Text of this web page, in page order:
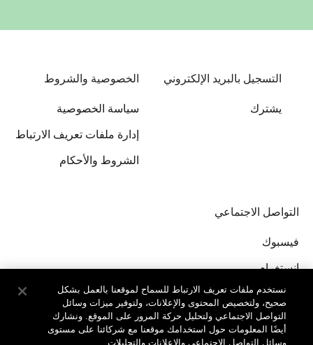
التسجيل بالبريد الإلكتروني
يشترك
الخصوصية والشروط
سياسة الخصوصية
إدارة ملفات تعريف الارتباط
الشروط والأحكام
التواصل الاجتماعي
فيسبوك
إنستغرام
نستخدم ملفات تعريف الارتباط للسماح لموقعنا بالعمل بشكل
صحيح، ولتخصيص المحتوى والإعلانات، ولتوفير ميزات وسائل
التواصل الاجتماعي ولتحليل حركة المرور على الموقع. ونشارك
أيضًا المعلومات حول استخدامك موقعنا مع شركائنا على مستوى
وسائل التواصل الاجتماعي والإعلانات والتحليلات.